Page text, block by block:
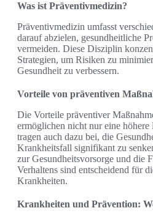
Was ist Präventivmedizin?
Präventivmedizin umfasst
darauf abzielen, gesundheitliche
vermeiden. Diese Disziplin
Strategien, um Risiken zu
Gesundheit zu verbessern.
Vorteile von präventiven
Die Vorteile präventiver
ermöglichen nicht nur eine höhere
tragen auch dazu bei, die
Krankheitsfall signifikant zu
zur Gesundheitsvorsorge und die
Verhaltens sind entscheidend für
Krankheiten.
Krankheiten und Prävention: